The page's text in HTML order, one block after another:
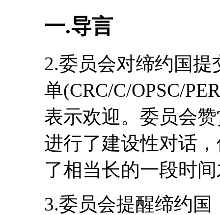
一.导言
2.委员会对缔约国
单(CRC/C/OPSC/
表示欢迎。委员会
进行了建设性对话
了相当长的一段时
3.委员会提醒缔约